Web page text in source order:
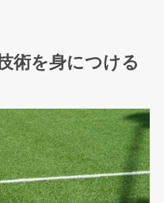
術を身につける